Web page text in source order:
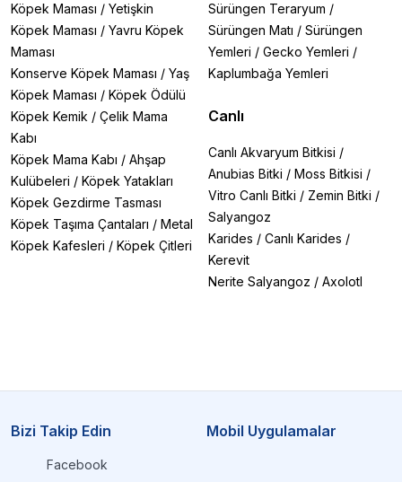
Special Care Serisi:Özel sağlık ihtiyaçlarına yönelik
çözümler
Derma Plus: Deri hassasiyeti olan köpekler için
hipoalerjenik formül
Gastrointestinal: Sindirim problemlerine özel
pre/probiyotik destekli formül
Teknolojik Üstünlükler:
OPTIDIGEST® teknolojisi ile sindirilebilirlik garantisi
OPTIDERMA® formülleriyle cilt ve tüy sağlığı desteği
Hydra Care teknolojisi ile su tüketimini artıran yenilikçi
çözümler
Kalite Güvencesi:
Tüm dünyada veteriner kliniklerinde önerilen marka
Her partide 50'den fazla kalite kontrol testi
Lezzet garantili formüller
Klinik olarak kanıtlanmış içerikler
FortiFlora, LiveClear ve Hydra Care gibi patentli özel
teknolojiler
Köpek Maması / Yetişkin
Köpek Maması / Yavru Köpek
Maması
Konserve Köpek Maması / Yaş
Köpek Maması / Köpek Ödülü
Köpek Kemik / Çelik Mama
Kabı
Köpek Mama Kabı / Ahşap
Kulübeleri / Köpek Yatakları
Köpek Gezdirme Tasması
Köpek Taşıma Çantaları / Metal
Köpek Kafesleri / Köpek Çitleri
Sürüngen Teraryum /
Sürüngen Matı / Sürüngen
Yemleri / Gecko Yemleri /
Kaplumbağa Yemleri
Canlı
Canlı Akvaryum Bitkisi /
Anubias Bitki / Moss Bitkisi /
Vitro Canlı Bitki / Zemin Bitki /
Salyangoz
Karides / Canlı Karides /
Kerevit
Nerite Salyangoz / Axolotl
Bizi Takip Edin
Facebook
Mobil Uygulamalar